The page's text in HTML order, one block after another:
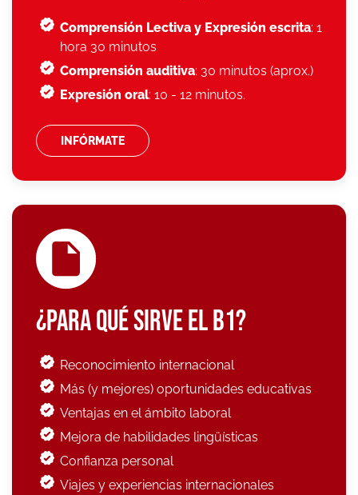
Comprensión Lectiva y Expresión escrita: 1
hora 30 minutos
Comprensión auditiva: 30 minutos (aprox.)
Expresión oral: 10 - 12 minutos.
INFÓRMATE
¿PARA QUÉ SIRVE EL B1?
Reconocimiento internacional
Más (y mejores) oportunidades educativas
Ventajas en el ámbito laboral
Mejora de habilidades lingüísticas
Confianza personal
Viajes y experiencias internacionales